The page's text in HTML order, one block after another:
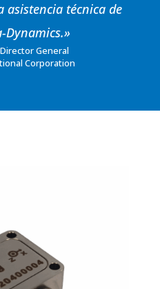
técnica de
Dynamics.»
General
Corporation